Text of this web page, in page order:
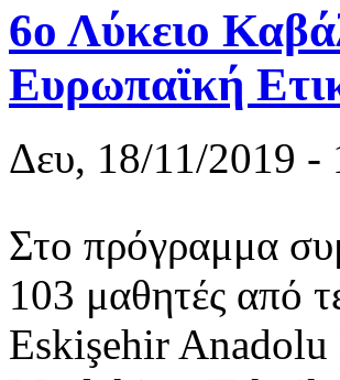
6ο Λύκειο
Ευρωπαϊκή
Δευ, 18/11/2019 -
Στο πρόγραμμα
103 μαθητές από
Eskişehir